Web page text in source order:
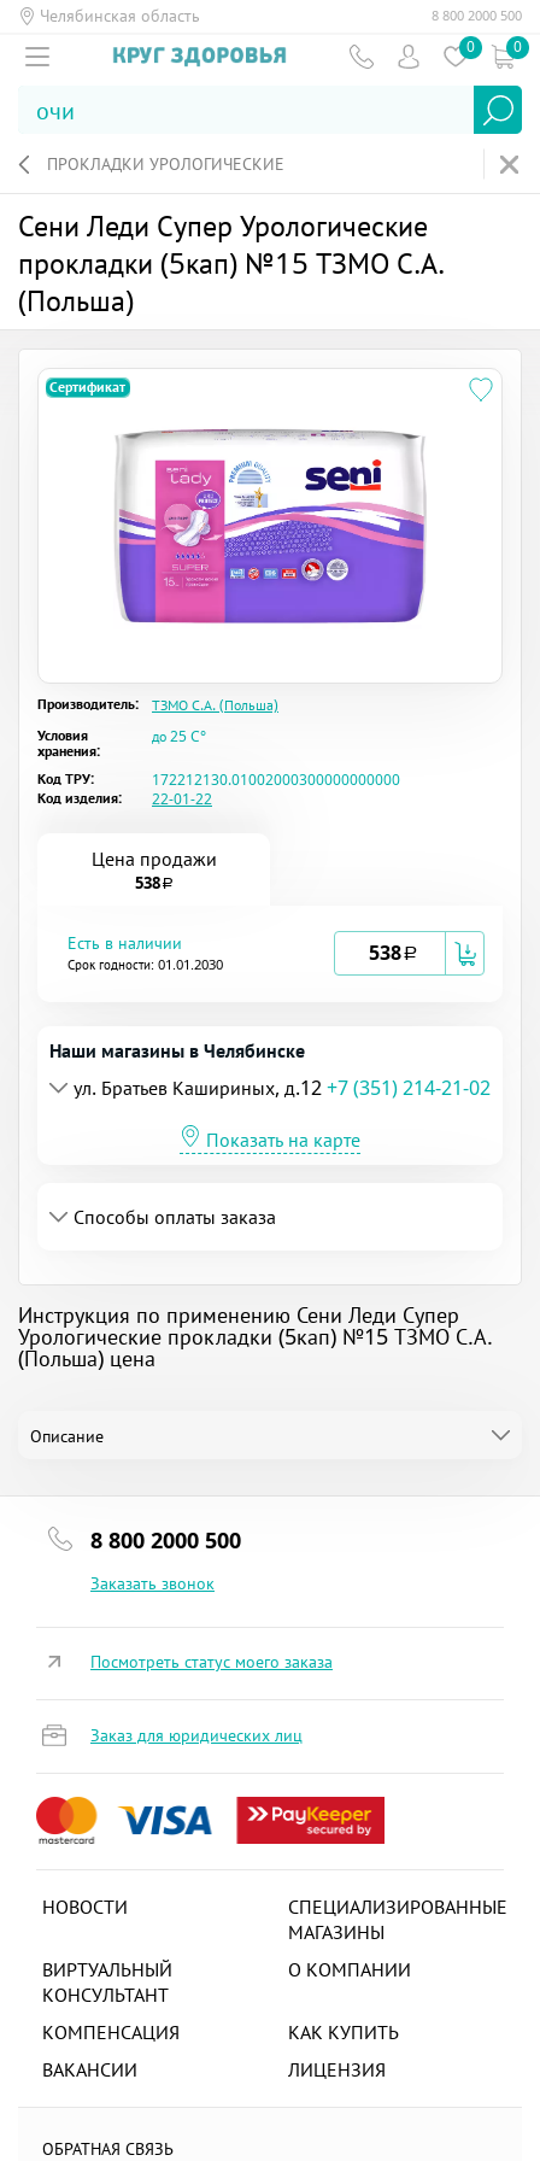
Челябинская область 8 800 2000 500
0 0
ПРОКЛАДКИ УРОЛОГИЧЕСКИЕ
Сени Леди Супер Урологические
прокладки (5кап) №15 ТЗМО С.А.
(Польша)
Сертификат
Производитель:
ТЗМО С.А. (Польша)
Условия
хранения:
до 25 C°
Код ТРУ:
172212130.01002000300000000000
Код изделия:
22-01-22
Цена продажи
538a
Есть в наличии
Срок годности: 01.01.2030 538a
Наши магазины в Челябинске
ул. Братьев Кашириных, д.12+7 (351) 214-21-02
Показать на карте
Способы оплаты заказа
Инструкция по применению Сени Леди Супер
Урологические прокладки (5кап) №15 ТЗМО С.А.
(Польша) цена
Описание
8 800 2000 500
Заказать звонок
НОВОСТИ
СПЕЦИАЛИЗИРОВАННЫЕ
МАГАЗИНЫ
ВИРТУАЛЬНЫЙ
КОНСУЛЬТАНТ
О КОМПАНИИ
КОМПЕНСАЦИЯ
КАК КУПИТЬ
ВАКАНСИИ
ЛИЦЕНЗИЯ
ОБРАТНАЯ СВЯЗЬ
Посмотреть статус моего заказа
Заказ для юридических лиц